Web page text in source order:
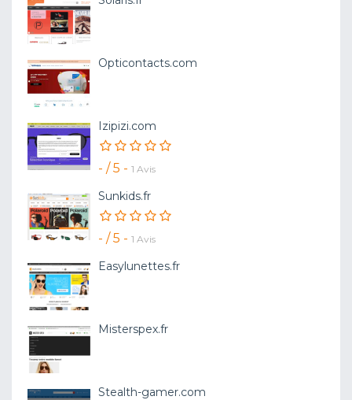
Opticontacts.com
Izipizi.com
- / 5 - 1 Avis
Sunkids.fr
- / 5 - 1 Avis
Easylunettes.fr
Misterspex.fr
Stealth-gamer.com